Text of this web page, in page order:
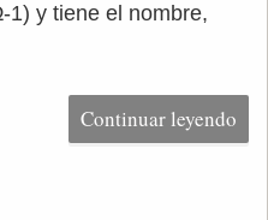
1) y tiene el nombre,
Continuar leyendo